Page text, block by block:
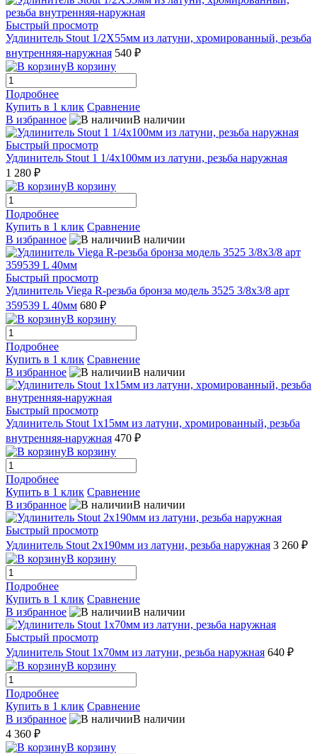
Быстрый просмотр
Удлинитель Stout 1/2X55мм из латуни, хромированный, резьба
внутренняя-наружная 540 ₽
В корзину
Подробнее
Купить в 1 клик Сравнение
В избранное
В наличии
Быстрый просмотр
Удлинитель Stout 1 1/4x100мм из латуни, резьба наружная
1 280 ₽
В корзину
Подробнее
Купить в 1 клик Сравнение
В избранное
В наличии
Быстрый просмотр
Удлинитель Viega R-резьба бронза модель 3525 3/8x3/8 арт
359539 L 40мм 680 ₽
В корзину
Подробнее
Купить в 1 клик Сравнение
В избранное
В наличии
Быстрый просмотр
Удлинитель Stout 1x15мм из латуни, хромированный, резьба
внутренняя-наружная 470 ₽
В корзину
Подробнее
Купить в 1 клик Сравнение
В избранное
В наличии
Быстрый просмотр
Удлинитель Stout 2x190мм из латуни, резьба наружная 3 260 ₽
В корзину
Подробнее
Купить в 1 клик Сравнение
В избранное
В наличии
Быстрый просмотр
Удлинитель Stout 1x70мм из латуни, резьба наружная 640 ₽
В корзину
Подробнее
Купить в 1 клик Сравнение
В избранное
В наличии
4 360 ₽
В корзину